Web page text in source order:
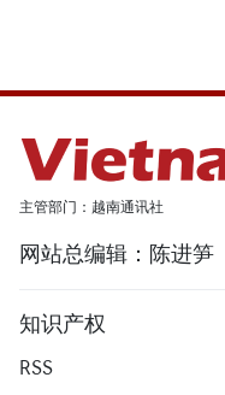
主管部门：越南通讯社
网站总编辑：陈进笋
知识产权
RSS